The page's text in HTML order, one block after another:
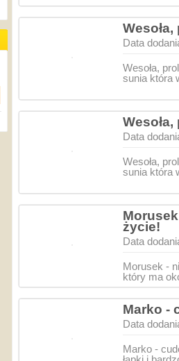
Data
Wesoła,
sunia która
Data
Wesoła,
sunia która
życie!
Data
Morusek -
który ma
Marko -
Data
Marko -